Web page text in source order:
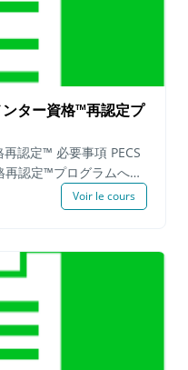
é destinado a
de Treinamento PECS
sobre como
site emwww.pecs.com.
ター資格™再認定プ
認定™ 必要事項 PECS
認定™プログラムへの
から1年以内にPECSレ
ベル2トレーニングに参
ル1インプリメンター
必須事項を満たすこと
す。 実践必須事項: 機
ステップエラー修正 実
Voir le cours